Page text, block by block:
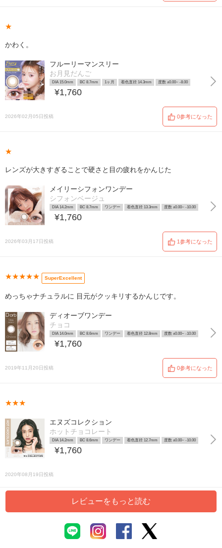
★
かわく。
フルーリーマンスリー
お月見だんご
DIA 15.0mm BC 8.7mm 1ヶ月 着色直径 14.3mm 度数 ±0.00~ -8.00
¥1,760
2026年02月05日投稿 0参考になった
★
レンズが大きすぎることで硬さと目の疲れをかんじた
メイリーシフォンワンデー
シフォンベージュ
DIA 14.2mm BC 8.7mm ワンデー 着色直径 13.3mm 度数 ±0.00~ -10.00
¥1,760
2026年03月17日投稿 1参考になった
★★★★★ SuperExcellent
めっちゃナチュラルに 目元がクッキリするかんじです。
ディオーブワンデー
チョコ
DIA 14.0mm BC 8.6mm ワンデー 着色直径 12.8mm 度数 ±0.00~ -10.00
¥1,760
2019年11月20日投稿 0参考になった
★★★
エヌズコレクション
ホットチョコレート
DIA 14.2mm BC 8.6mm ワンデー 着色直径 12.7mm 度数 ±0.00~ -10.00
¥1,760
2020年08月19日投稿
レビューをもっと読む